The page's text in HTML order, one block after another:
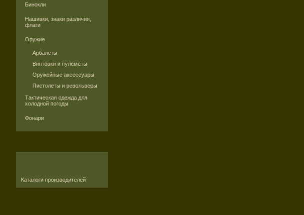
Бинокли
Нашивки, знаки различия,
флаги
Оружие
Арбалеты
Винтовки и пулеметы
Оружейные аксессуары
Пистолеты и револьверы
Тактическая одежда для
холодной погоды
Фонари
Каталоги производителей